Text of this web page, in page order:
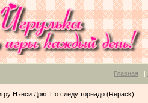
Главная | |
Нэнси Дрю. По следу торнадо (Repack)